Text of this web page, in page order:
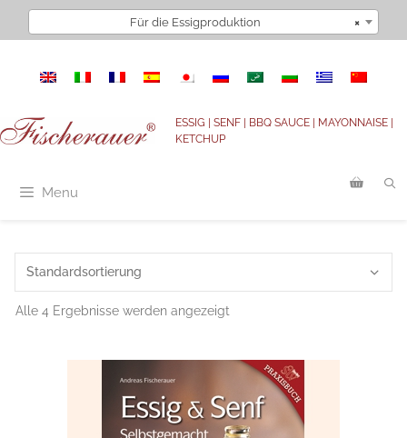
Inhalt
×
Für die Essigproduktion
ESSIG | SENF | BBQ SAUCE | MAYONNAISE |
KETCHUP
Menu
Alle 4 Ergebnisse werden angezeigt